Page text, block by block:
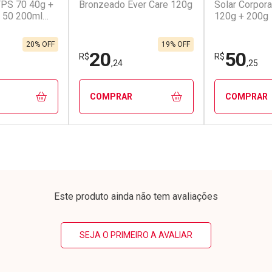
cada
cada
Por R$ 50,40/cada
Por R$ 50,40/cada
70 40g +
50 200ml
20% OFF
Bronzeado Ever Care 120g
R$20,24
19% OFF
COMPRAR
Solar
120g + 200g
R$50,25
COMPRAR
Este produto ainda não tem avaliações
SEJA O PRIMEIRO A AVALIAR